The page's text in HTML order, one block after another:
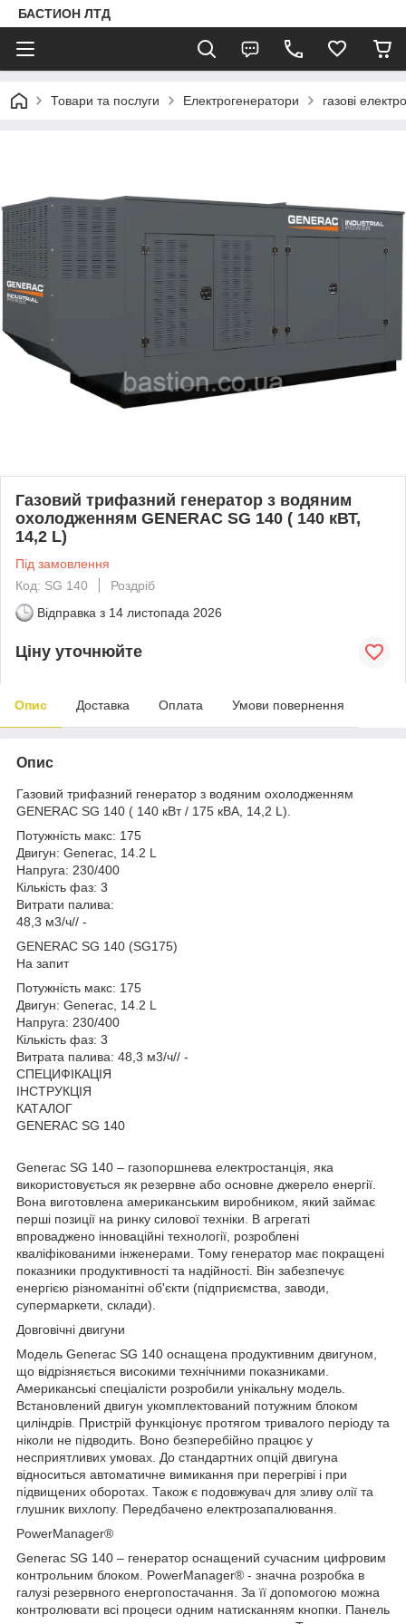
БАСТИОН ЛТД
Товари та послуги Електрогенератори газові
Газовий трифазний генератор з водяним
охолодженням GENERAC SG 140 ( 140 кВТ,
14,2 L)
Під замовлення
Код: SG 140
Роздріб
Відправка з 14 листопада 2026
Ціну уточнюйте
Опис Доставка Оплата Умови повернення
Опис
Газовий трифазний генератор з водяним охолодженням
GENERAC SG 140 ( 140 кВт / 175 кВА, 14,2 L).
Потужність макс: 175
Двигун: Generac, 14.2 L
Напруга: 230/400
Кількість фаз: 3
Витрати палива:
48,3 м3/ч// -
GENERAC SG 140 (SG175)
На запит
Потужність макс: 175
Двигун: Generac, 14.2 L
Напруга: 230/400
Кількість фаз: 3
Витрата палива: 48,3 м3/ч// -
СПЕЦИФІКАЦІЯ
ІНСТРУКЦІЯ
КАТАЛОГ
GENERAC SG 140
Generac SG 140 – газопоршнева електростанція, яка
використовується як резервне або основне джерело енергії.
Вона виготовлена американським виробником, який займає
перші позиції на ринку силової техніки. В агрегаті
впроваджено інноваційні технології, розроблені
кваліфікованими інженерами. Тому генератор має покращені
показники продуктивності та надійності. Він забезпечує
енергією різноманітні об'єкти (підприємства, заводи,
супермаркети, склади).
Довговічні двигуни
Модель Generac SG 140 оснащена продуктивним двигуном,
що відрізняється високими технічними показниками.
Американські спеціалісти розробили унікальну модель.
Встановлений двигун укомплектований потужним блоком
циліндрів. Пристрій функціонує протягом тривалого періоду та
ніколи не підводить. Воно безперебійно працює у
несприятливих умовах. До стандартних опцій двигуна
відноситься автоматичне вимикання при перегріві і при
підвищених оборотах. Також є подовжувач для зливу олії та
глушник вихлопу. Передбачено електрозапалювання.
PowerManager®
Generac SG 140 – генератор оснащений сучасним цифровим
контрольним блоком. PowerManager® - значна розробка в
галузі резервного енергопостачання. За її допомогою можна
контролювати всі процеси одним натисканням кнопки. Панель